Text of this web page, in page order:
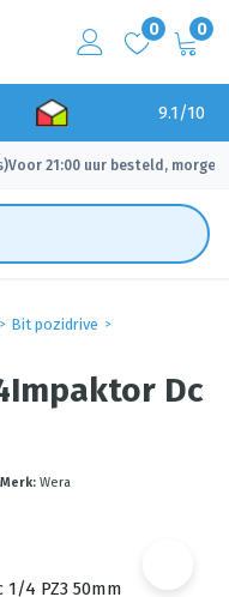
0 0
9.1/10
Voor 21:00 uur besteld, morgen
Bit pozidrive
Dc
Merk: Wera